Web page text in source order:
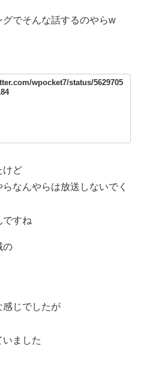
でそんな話するのやらw
wpocket7/status/5629705
けど
なんやらは放送しないでく
ですね
の
感じでしたが
ました